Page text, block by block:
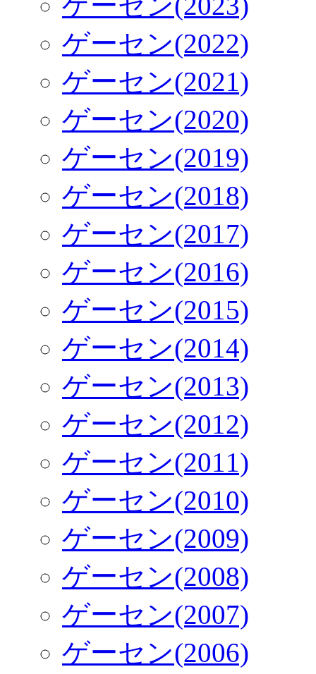
ゲーセン(2022)
ゲーセン(2021)
ゲーセン(2020)
ゲーセン(2019)
ゲーセン(2018)
ゲーセン(2017)
ゲーセン(2016)
ゲーセン(2015)
ゲーセン(2014)
ゲーセン(2013)
ゲーセン(2012)
ゲーセン(2011)
ゲーセン(2010)
ゲーセン(2009)
ゲーセン(2008)
ゲーセン(2007)
ゲーセン(2006)